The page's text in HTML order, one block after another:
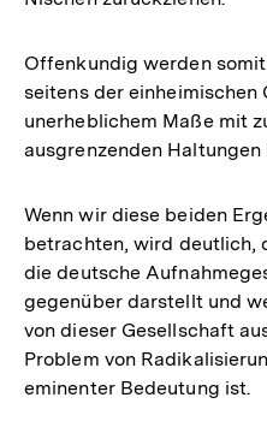
Offenkundig werden
seitens der
unerheblichem Maße mit
ausgrenzenden
Wenn wir diese beiden
betrachten, wird deutlich,
die deutsche
gegenüber darstellt und
von dieser Gesellschaft
Problem von
eminenter Bedeutung ist.